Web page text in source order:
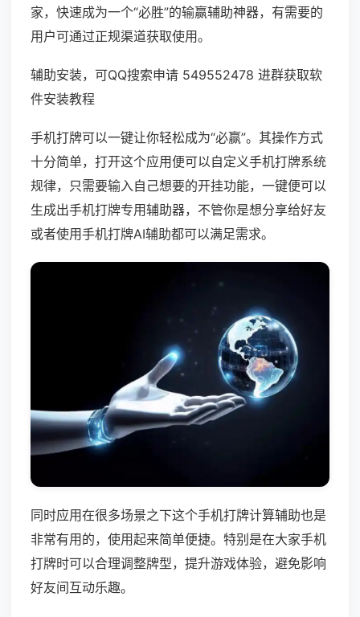
家，快速成为一个“必胜”的输赢辅助神器，有需要的
用户可通过正规渠道获取使用。
辅助安装，可QQ搜索申请 549552478 进群获取软
件安装教程
手机打牌可以一键让你轻松成为“必赢”。其操作方式
十分简单，打开这个应用便可以自定义手机打牌系统
规律，只需要输入自己想要的开挂功能，一键便可以
生成出手机打牌专用辅助器，不管你是想分享给好友
或者使用手机打牌AI辅助都可以满足需求。
同时应用在很多场景之下这个手机打牌计算辅助也是
非常有用的，使用起来简单便捷。特别是在大家手机
打牌时可以合理调整牌型，提升游戏体验，避免影响
好友间互动乐趣。